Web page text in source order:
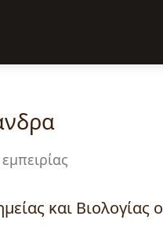
και Βιολογίας